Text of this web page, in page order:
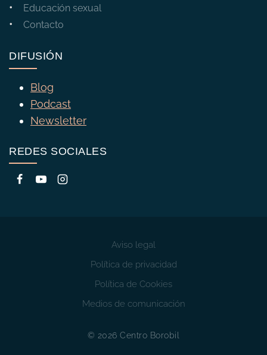
Educación sexual
Contacto
DIFUSIÓN
Blog
Podcast
Newsletter
REDES SOCIALES
© 2026 Centro Borobil
Aviso legal
Política de privacidad
Política de Cookies
Medios de comunicación